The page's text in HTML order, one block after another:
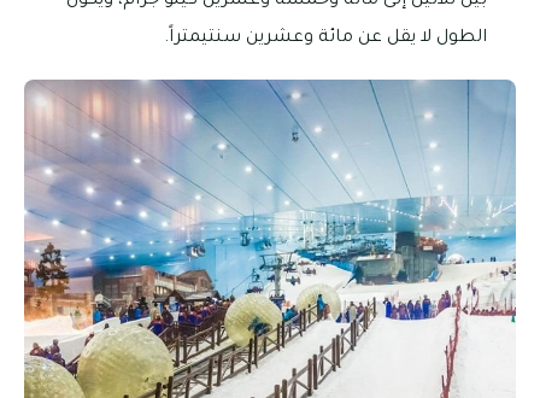
الطول لا يقل عن مائة وعشرين سنتيمتراً.